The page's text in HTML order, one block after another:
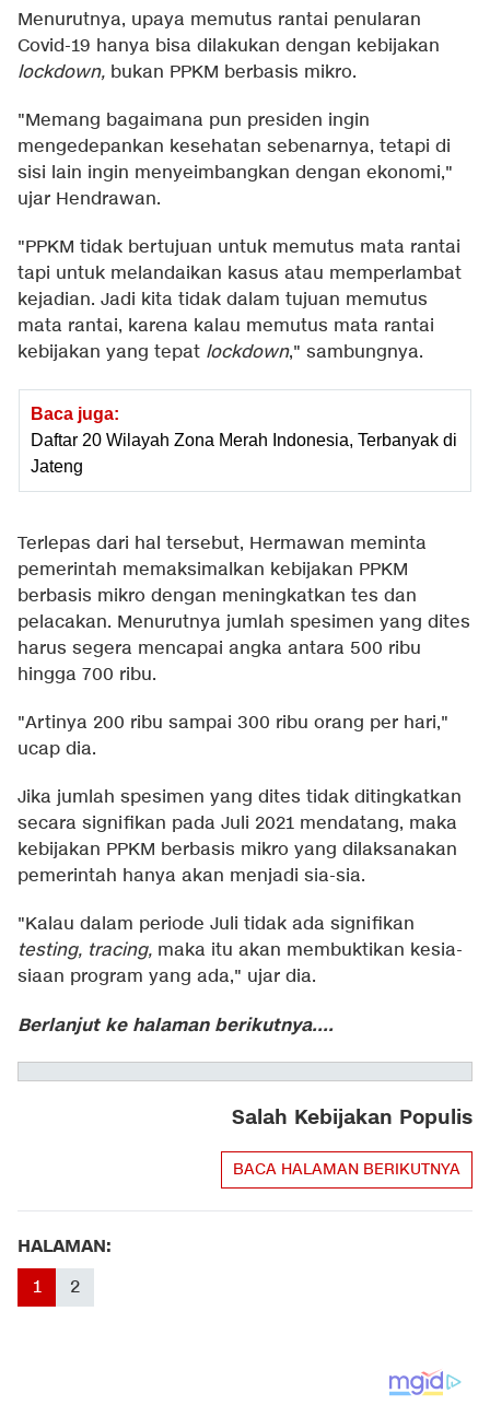
Menurutnya, upaya memutus rantai penularan
Covid-19 hanya bisa dilakukan dengan kebijakan
lockdown, bukan PPKM berbasis mikro.
"Memang bagaimana pun presiden ingin
mengedepankan kesehatan sebenarnya, tetapi di
sisi lain ingin menyeimbangkan dengan ekonomi,"
ujar Hendrawan.
"PPKM tidak bertujuan untuk memutus mata rantai
tapi untuk melandaikan kasus atau memperlambat
kejadian. Jadi kita tidak dalam tujuan memutus
mata rantai, karena kalau memutus mata rantai
kebijakan yang tepat lockdown," sambungnya.
Baca juga:
Daftar 20 Wilayah Zona Merah Indonesia, Terbanyak di
Jateng
Terlepas dari hal tersebut, Hermawan meminta
pemerintah memaksimalkan kebijakan PPKM
berbasis mikro dengan meningkatkan tes dan
pelacakan. Menurutnya jumlah spesimen yang dites
harus segera mencapai angka antara 500 ribu
hingga 700 ribu.
"Artinya 200 ribu sampai 300 ribu orang per hari,"
ucap dia.
Jika jumlah spesimen yang dites tidak ditingkatkan
secara signifikan pada Juli 2021 mendatang, maka
kebijakan PPKM berbasis mikro yang dilaksanakan
pemerintah hanya akan menjadi sia-sia.
"Kalau dalam periode Juli tidak ada signifikan
testing, tracing, maka itu akan membuktikan kesia-
siaan program yang ada," ujar dia.
Berlanjut ke halaman berikutnya....
Salah Kebijakan Populis
BACA HALAMAN BERIKUTNYA
HALAMAN:
1 2